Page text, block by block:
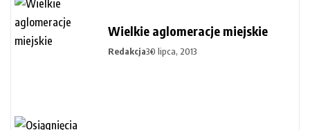
Wielkie aglomeracje miejskie
Redakcja30 lipca, 2013